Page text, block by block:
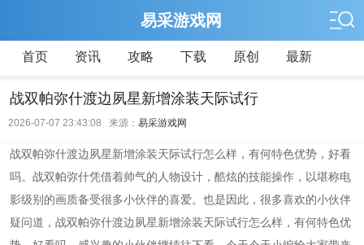
易采游戏网
首页 资讯 攻略 下载 原创 最新
战双帕弥什渡边夙星新增涂装天际试行
2026-07-07 23:43:08 来源： 易采游戏网
战双帕弥什渡边夙星新增涂装天际试行怎么样，有何特色优势，好看
吗。战双帕弥什凭借着帅气的人物设计，酷炫的技能操作，以堪称电
影级别的画质备受很多小伙伴的喜爱。也是因此，很多喜欢的小伙伴
疑问道，战双帕弥什渡边夙星新增涂装天际试行怎么样，有何特色优